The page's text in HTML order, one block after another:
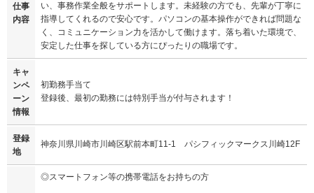
仕事
内容
い、事務作業全般をサポートします。未経験の方でも、先輩が丁寧に
指導してくれるので安心です。パソコンの基本操作ができれば問題な
く、コミュニケーション力を活かして働けます。落ち着いた環境で、
安定した仕事を探している方にぴったりの職場です。
キャ
ンペ
ーン
情報
初勤務手当て
登録後、最初の勤務には特別手当が付与されます！
登録
地
神奈川県川崎市川崎区駅前本町11-1 パシフィックマークス川崎12F
◎スマートフォン等の携帯電話をお持ちの方